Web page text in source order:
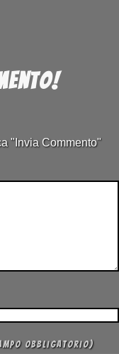
"Invia Commento"
obbligatorio)